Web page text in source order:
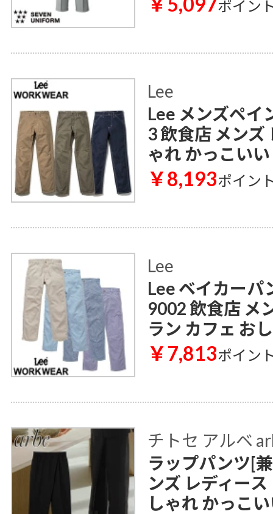
ポイン
Lee
Lee メンズペイ
3 飲食店 メンズ
ゃれ かっこいい
￥8,193ポイン
Lee
Lee ベイカーパ
9002 飲食店 メ
ラン カフェ お
￥7,813ポイン
チトセ アルベ
ラップパンツ[
ンズ レディー
しゃれ かっこ